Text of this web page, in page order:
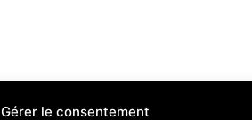
Gérer le consentement